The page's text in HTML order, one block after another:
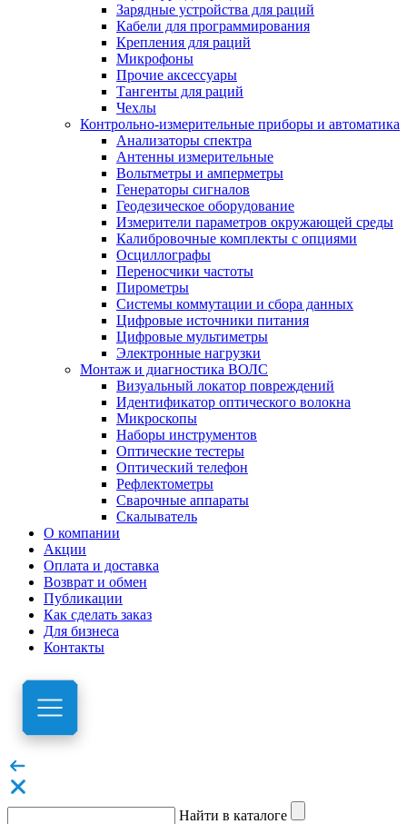
Зарядные устройства для раций
Кабели для программирования
Крепления для раций
Микрофоны
Прочие аксессуары
Тангенты для раций
Чехлы
Контрольно-измерительные приборы и автоматика
Анализаторы спектра
Антенны измерительные
Вольтметры и амперметры
Генераторы сигналов
Геодезическое оборудование
Измерители параметров окружающей среды
Калибровочные комплекты с опциями
Осциллографы
Переносчики частоты
Пирометры
Системы коммутации и сбора данных
Цифровые источники питания
Цифровые мультиметры
Электронные нагрузки
Монтаж и диагностика ВОЛС
Визуальный локатор повреждений
Идентификатор оптического волокна
Микроскопы
Наборы инструментов
Оптические тестеры
Оптический телефон
Рефлектометры
Сварочные аппараты
Скалыватель
О компании
Акции
Оплата и доставка
Возврат и обмен
Публикации
Как сделать заказ
Для бизнеса
Контакты
Найти в каталоге